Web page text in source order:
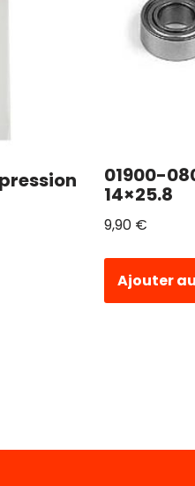
01900-
14×25.8
9,90 €
Ajouter